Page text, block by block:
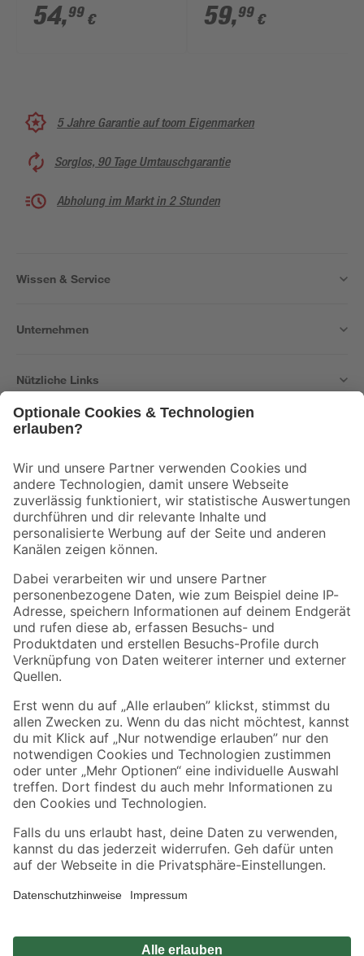
54,99 €
cm
59,99 €
5 Jahre Garantie auf toom Eigenmarken
Sorglos, 90 Tage Umtauschgarantie
Abholung im Markt in 2 Stunden
Wissen & Service
Unternehmen
Nützliche Links
Der toom Newsletter: Keine Angebote und Aktionen mehr verpassen!
Zur Newsletter Anmeldung
Folge uns
Zahlungsarten Versandarten
Sicher einkaufen
Jetzt die toom-App herunterladen
Alle Preisangaben in EUR inkl. gesetzl. MwSt.. Die dargestellten Angebote sind unter
Umständen nicht in allen Märkten verfügbar. Die angegebenen Verfügbarkeiten beziehen
Produkte nur solange der Vorrat reicht.
*Paketversand ab 59 € versandkostenfrei, gilt nicht für Artikel mit Speditionsversand, hier
Privatsphäre Impressum